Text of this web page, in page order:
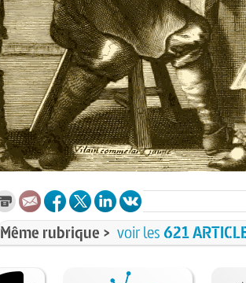
Même rubrique > voir les621